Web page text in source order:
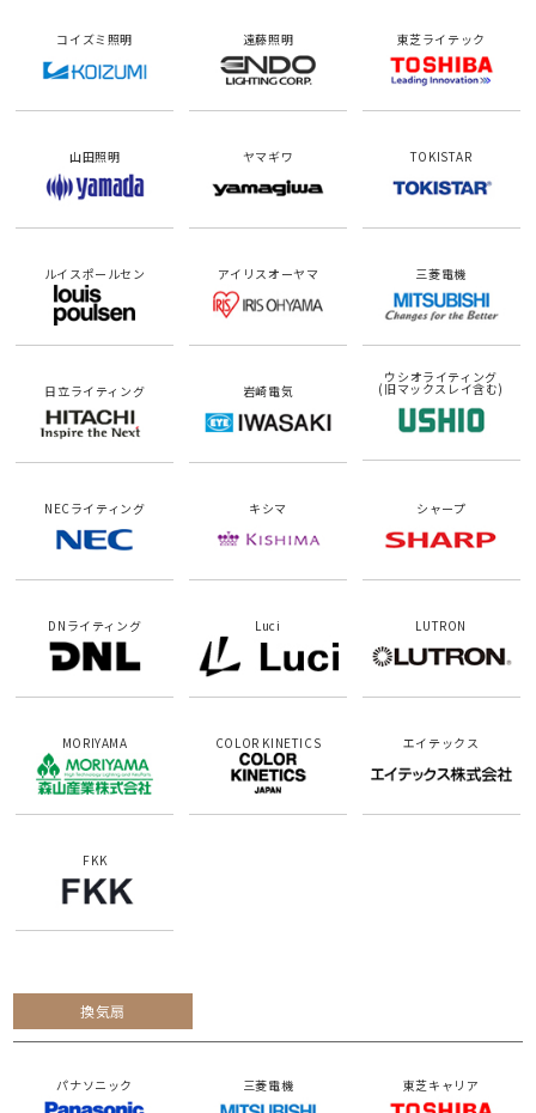
コイズミ照明 遠藤照明 東芝ライテック
山田照明 ヤマギワ TOKISTAR
ルイスポールセン アイリスオーヤマ 三菱電機
日立ライティング 岩崎電気
ウシオライティング
(旧マックスレイ含む)
NECライティング キシマ シャープ
DNライティング Luci LUTRON
MORIYAMA COLOR KINETICS エイテックス
FKK
換気扇
パナソニック 三菱電機 東芝キャリア